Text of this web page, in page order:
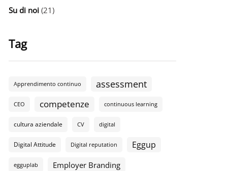
Su di noi (21)
Tag
Apprendimento continuo assessment
CEO competenze continuous learning
cultura aziendale CV digital
Digital Attitude Digital reputation Eggup
egguplab Employer Branding